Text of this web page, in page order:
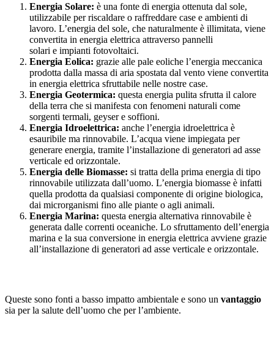
Energia Solare: è una fonte di energia ottenuta dal sole,
utilizzabile per riscaldare o raffreddare case e ambienti di
lavoro. L’energia del sole, che naturalmente è illimitata, viene
convertita in energia elettrica attraverso pannelli
solari e impianti fotovoltaici.
Energia Eolica: grazie alle pale eoliche l’energia meccanica
prodotta dalla massa di aria spostata dal vento viene convertita
in energia elettrica sfruttabile nelle nostre case.
Energia Geotermica: questa energia pulita sfrutta il calore
della terra che si manifesta con fenomeni naturali come
sorgenti termali, geyser e soffioni.
Energia Idroelettrica: anche l’energia idroelettrica è
esauribile ma rinnovabile. L’acqua viene impiegata per
generare energia, tramite l’installazione di generatori ad asse
verticale ed orizzontale.
Energia delle Biomasse: si tratta della prima energia di tipo
rinnovabile utilizzata dall’uomo. L’energia biomasse è infatti
quella prodotta da qualsiasi componente di origine biologica,
dai microrganismi fino alle piante o agli animali.
Energia Marina: questa energia alternativa rinnovabile è
generata dalle correnti oceaniche. Lo sfruttamento dell’energia
marina e la sua conversione in energia elettrica avviene grazie
all’installazione di generatori ad asse verticale e orizzontale.
Queste sono fonti a basso impatto ambientale e sono un vantaggio
sia per la salute dell’uomo che per l’ambiente.